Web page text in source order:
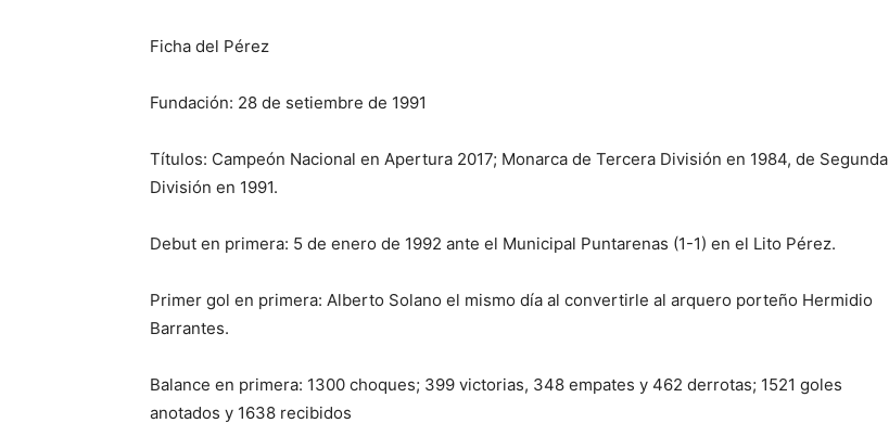
Ficha del Pérez
Fundación: 28 de setiembre de 1991
Títulos: Campeón Nacional en Apertura 2017; Monarca de Tercera División en 1984, de Segunda
División en 1991.
Debut en primera: 5 de enero de 1992 ante el Municipal Puntarenas (1-1) en el Lito Pérez.
Primer gol en primera: Alberto Solano el mismo día al convertirle al arquero porteño Hermidio
Barrantes.
Balance en primera: 1300 choques; 399 victorias, 348 empates y 462 derrotas; 1521 goles
anotados y 1638 recibidos